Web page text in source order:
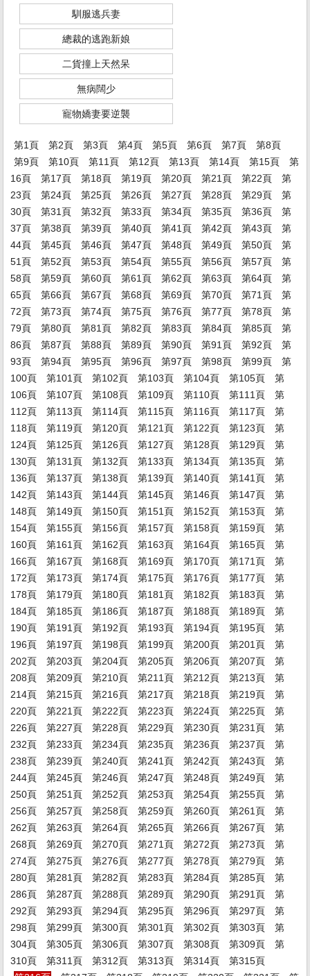
馴服逃兵妻
總裁的逃跑新娘
二貨撞上天然呆
無病闊少
寵物嬌妻要逆襲
第1頁 第2頁 第3頁 第4頁 第5頁 第6頁 第7頁
第8頁
第9頁
第10頁 第11頁 第12頁 第13頁 第14頁 第15頁
第
16頁
第17頁 第18頁 第19頁 第20頁 第21頁 第22頁
第
23頁
第24頁 第25頁 第26頁 第27頁 第28頁 第29頁
第
30頁
第31頁 第32頁 第33頁 第34頁 第35頁 第36頁
第
37頁
第38頁 第39頁 第40頁 第41頁 第42頁 第43頁
第
44頁
第45頁 第46頁 第47頁 第48頁 第49頁 第50頁
第
51頁
第52頁 第53頁 第54頁 第55頁 第56頁 第57頁
第
58頁
第59頁 第60頁 第61頁 第62頁 第63頁 第64頁
第
65頁
第66頁 第67頁 第68頁 第69頁 第70頁 第71頁
第
72頁
第73頁 第74頁 第75頁 第76頁 第77頁 第78頁
第
79頁
第80頁 第81頁 第82頁 第83頁 第84頁 第85頁
第
86頁
第87頁 第88頁 第89頁 第90頁 第91頁 第92頁
第
93頁
第94頁 第95頁 第96頁 第97頁 第98頁 第99頁
第
100頁
第101頁 第102頁 第103頁 第104頁 第105頁
第
106頁
第107頁 第108頁 第109頁 第110頁 第111頁
第
112頁
第113頁 第114頁 第115頁 第116頁 第117頁
第
118頁
第119頁 第120頁 第121頁 第122頁 第123頁
第
124頁
第125頁 第126頁 第127頁 第128頁 第129頁
第
130頁
第131頁 第132頁 第133頁 第134頁 第135頁
第
136頁
第137頁 第138頁 第139頁 第140頁 第141頁
第
142頁
第143頁 第144頁 第145頁 第146頁 第147頁
第
148頁
第149頁 第150頁 第151頁 第152頁 第153頁
第
154頁
第155頁 第156頁 第157頁 第158頁 第159頁
第
160頁
第161頁 第162頁 第163頁 第164頁 第165頁
第
166頁
第167頁 第168頁 第169頁 第170頁 第171頁
第
172頁
第173頁 第174頁 第175頁 第176頁 第177頁
第
178頁
第179頁 第180頁 第181頁 第182頁 第183頁
第
184頁
第185頁 第186頁 第187頁 第188頁 第189頁
第
190頁
第191頁 第192頁 第193頁 第194頁 第195頁
第
196頁
第197頁 第198頁 第199頁 第200頁 第201頁
第
202頁
第203頁 第204頁 第205頁 第206頁 第207頁
第
208頁
第209頁 第210頁 第211頁 第212頁 第213頁
第
214頁
第215頁 第216頁 第217頁 第218頁 第219頁
第
220頁
第221頁 第222頁 第223頁 第224頁 第225頁
第
226頁
第227頁 第228頁 第229頁 第230頁 第231頁
第
232頁
第233頁 第234頁 第235頁 第236頁 第237頁
第
238頁
第239頁 第240頁 第241頁 第242頁 第243頁
第
244頁
第245頁 第246頁 第247頁 第248頁 第249頁
第
250頁
第251頁 第252頁 第253頁 第254頁 第255頁
第
256頁
第257頁 第258頁 第259頁 第260頁 第261頁
第
262頁
第263頁 第264頁 第265頁 第266頁 第267頁
第
268頁
第269頁 第270頁 第271頁 第272頁 第273頁
第
274頁
第275頁 第276頁 第277頁 第278頁 第279頁
第
280頁
第281頁 第282頁 第283頁 第284頁 第285頁
第
286頁
第287頁 第288頁 第289頁 第290頁 第291頁
第
292頁
第293頁 第294頁 第295頁 第296頁 第297頁
第
298頁
第299頁 第300頁 第301頁 第302頁 第303頁
第
304頁
第305頁 第306頁 第307頁 第308頁 第309頁
第
310頁
第311頁 第312頁 第313頁 第314頁
第315頁